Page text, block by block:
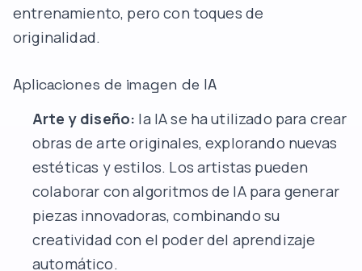
entrenamiento, pero con toques de
originalidad.
Aplicaciones de imagen de IA
Arte y diseño: la IA se ha utilizado para crear
obras de arte originales, explorando nuevas
estéticas y estilos. Los artistas pueden
colaborar con algoritmos de IA para generar
piezas innovadoras, combinando su
creatividad con el poder del aprendizaje
automático.